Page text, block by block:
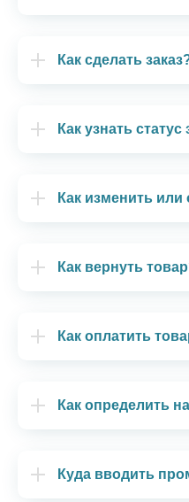
Как сделать
Как узнать статус
Как изменить или
Как вернуть
Как оплатить
Как определить
Куда вводить